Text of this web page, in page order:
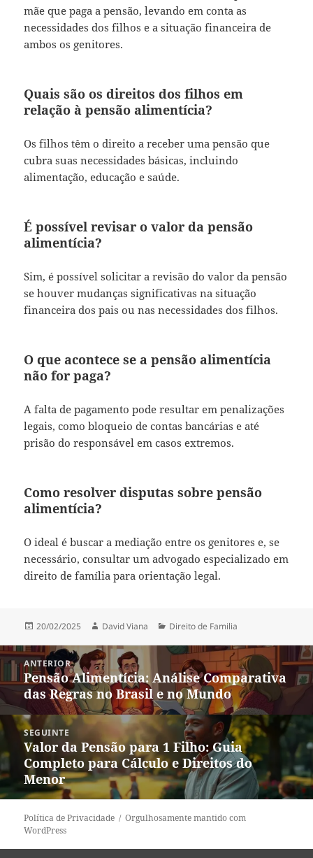
mãe que paga a pensão, levando em conta as
necessidades dos filhos e a situação financeira de
ambos os genitores.
Quais são os direitos dos filhos em
relação à pensão alimentícia?
Os filhos têm o direito a receber uma pensão que
cubra suas necessidades básicas, incluindo
alimentação, educação e saúde.
É possível revisar o valor da pensão
alimentícia?
Sim, é possível solicitar a revisão do valor da pensão
se houver mudanças significativas na situação
financeira dos pais ou nas necessidades dos filhos.
O que acontece se a pensão alimentícia
não for paga?
A falta de pagamento pode resultar em penalizações
legais, como bloqueio de contas bancárias e até
prisão do responsável em casos extremos.
Como resolver disputas sobre pensão
alimentícia?
O ideal é buscar a mediação entre os genitores e, se
necessário, consultar um advogado especializado em
direito de família para orientação legal.
Publicado
20/02/2025 Autor
David Viana Categorias
Direito de Familia
Navegação
Post
ANTERIOR
Post
anterior:
Pensão Alimentícia: Análise Comparativa
das Regras no Brasil e no Mundo
SEGUINTE
Próximo
post:
Valor da Pensão para 1 Filho: Guia
Completo para Cálculo e Direitos do
Menor
Política de Privacidade
Orgulhosamente mantido com
WordPress